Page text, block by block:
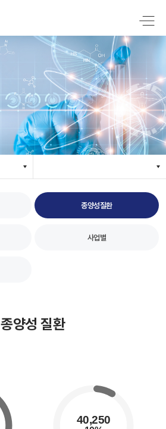
종양성질환
사업별
종양성 질환